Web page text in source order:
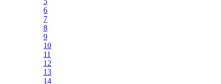
6
7
8
9
10
11
12
13
14